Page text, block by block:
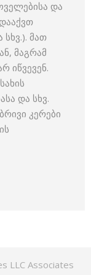
და
სხვ.). მათ
მაგრამ
იწვევენ.
და სხვ.
კერები
LLC Associates